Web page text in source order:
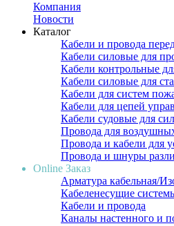
Компания
Новости
Каталог
Кабели и провода
Кабели силовые для
Кабели контрольные
Кабели силовые для
Кабели для систем
Кабели для цепей
Кабели судовые для
Провода для
Провода и кабели для
Провода и шнуры
Online Заказ
Арматура кабельная/
Кабеленесущие
Кабели и провода
Каналы настенного и